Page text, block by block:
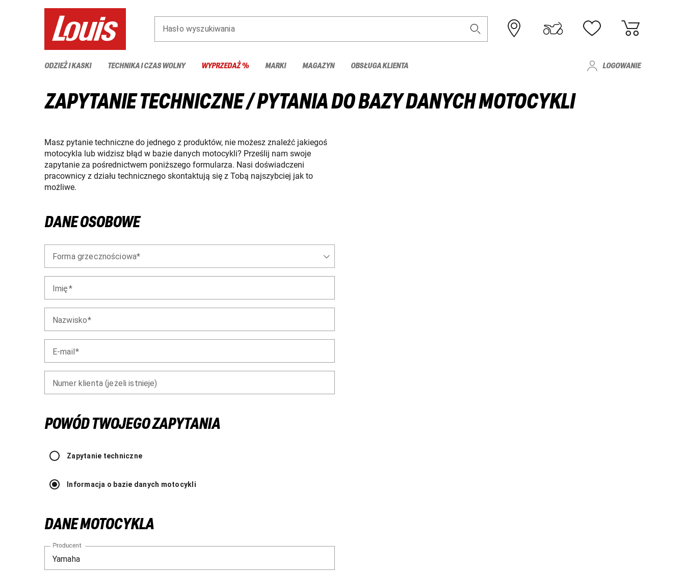
Hasło wyszukiwania
ODZIEŻ I KASKI TECHNIKA I CZAS WOLNY WYPRZEDAŻ % MARKI MAGAZYN OBSŁUGA KLIENTA LOGOWANIE
ZAPYTANIE TECHNICZNE / PYTANIA DO BAZY DANYCH MOTOCYKLI
Masz pytanie techniczne do jednego z produktów, nie możesz znaleźć jakiegoś
motocykla lub widzisz błąd w bazie danych motocykli? Prześlij nam swoje
zapytanie za pośrednictwem poniższego formularza. Nasi doświadczeni
pracownicy z działu technicznego skontaktują się z Tobą najszybciej jak to
możliwe.
DANE OSOBOWE
Forma grzecznościowa
Imię
Nazwisko
E-mail
Numer klienta (jeżeli istnieje)
POWÓD TWOJEGO ZAPYTANIA
Zapytanie techniczne
Informacja o bazie danych motocykli
DANE MOTOCYKLA
Producent